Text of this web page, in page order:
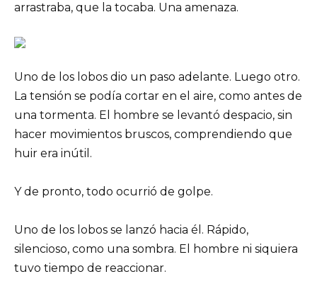
arrastraba, que la tocaba. Una amenaza.
Uno de los lobos dio un paso adelante. Luego otro.
La tensión se podía cortar en el aire, como antes de
una tormenta. El hombre se levantó despacio, sin
hacer movimientos bruscos, comprendiendo que
huir era inútil.
Y de pronto, todo ocurrió de golpe.
Uno de los lobos se lanzó hacia él. Rápido,
silencioso, como una sombra. El hombre ni siquiera
tuvo tiempo de reaccionar.